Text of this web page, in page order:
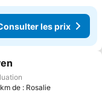
les prix
favoris
de : Rosalie